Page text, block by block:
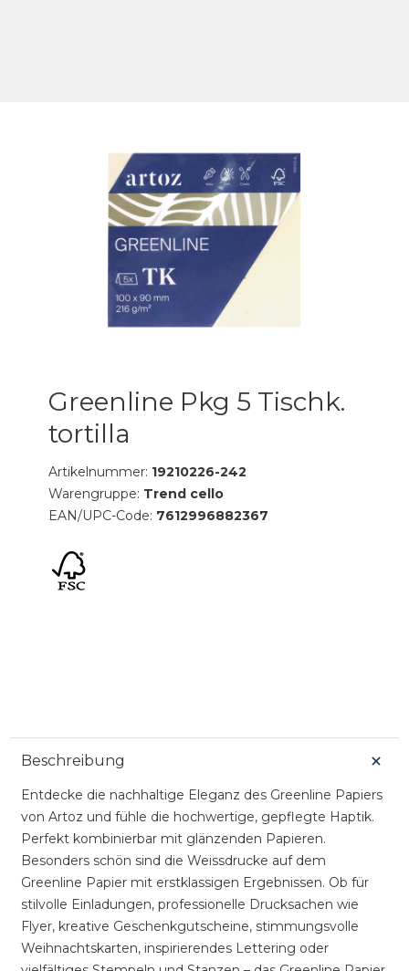
Greenline Pkg 5 Tischk.
tortilla
Artikelnummer: 19210226-242
Warengruppe: Trend cello
EAN/UPC-Code: 7612996882367
Beschreibung
Entdecke die nachhaltige Eleganz des Greenline Papiers
von Artoz und fühle die hochwertige, gepflegte Haptik.
Perfekt kombinierbar mit glänzenden Papieren.
Besonders schön sind die Weissdrucke auf dem
Greenline Papier mit erstklassigen Ergebnissen. Ob für
stilvolle Einladungen, professionelle Drucksachen wie
Flyer, kreative Geschenkgutscheine, stimmungsvolle
Weihnachtskarten, inspirierendes Lettering oder